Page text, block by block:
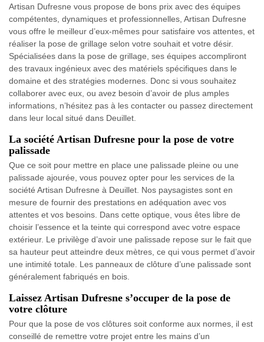
Artisan Dufresne vous propose de bons prix avec des équipes
compétentes, dynamiques et professionnelles, Artisan Dufresne
vous offre le meilleur d’eux-mêmes pour satisfaire vos attentes, et
réaliser la pose de grillage selon votre souhait et votre désir.
Spécialisées dans la pose de grillage, ses équipes accompliront
des travaux ingénieux avec des matériels spécifiques dans le
domaine et des stratégies modernes. Donc si vous souhaitez
collaborer avec eux, ou avez besoin d’avoir de plus amples
informations, n’hésitez pas à les contacter ou passez directement
dans leur local situé dans Deuillet.
La société Artisan Dufresne pour la pose de votre
palissade
Que ce soit pour mettre en place une palissade pleine ou une
palissade ajourée, vous pouvez opter pour les services de la
société Artisan Dufresne à Deuillet. Nos paysagistes sont en
mesure de fournir des prestations en adéquation avec vos
attentes et vos besoins. Dans cette optique, vous êtes libre de
choisir l’essence et la teinte qui correspond avec votre espace
extérieur. Le privilège d’avoir une palissade repose sur le fait que
sa hauteur peut atteindre deux mètres, ce qui vous permet d’avoir
une intimité totale. Les panneaux de clôture d’une palissade sont
généralement fabriqués en bois.
Laissez Artisan Dufresne s’occuper de la pose de
votre clôture
Pour que la pose de vos clôtures soit conforme aux normes, il est
conseillé de remettre votre projet entre les mains d’un